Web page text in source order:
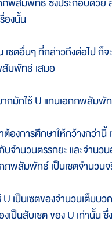
ภพสัมพัทธ์ ซึ่งประกอบด้วย
องนั้น
อื่นๆ ที่กล่าวถึงต่อไป ก็จะ
มพัทธ์ เสมอ
กใช้ U แทนเอกภพสัมพั
งการศึกษาให้กว้างกว่านี้
จำนวนตรรกยะ และจำนวน
ภพสัมพัทธ์ เป็นเซตจำนวน
ป็นเซตของจำนวนเต็มบวก
ป็นสับเซต ของ U เท่านั้น ซึ่